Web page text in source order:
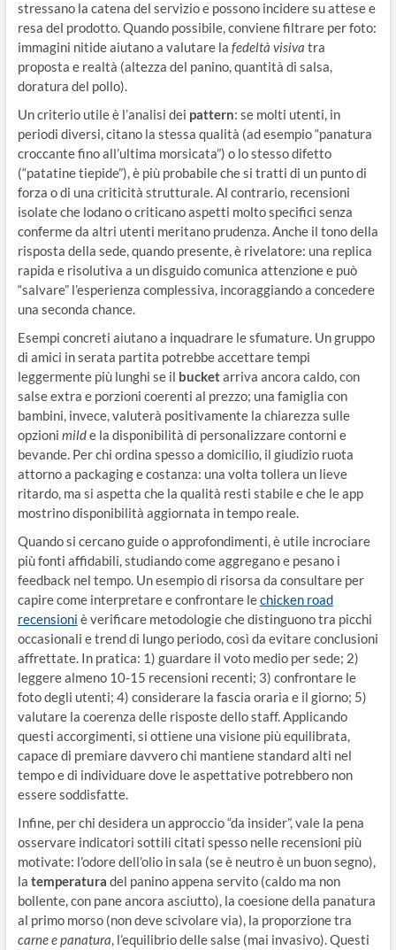
stressano la catena del servizio e possono incidere su attese e
resa del prodotto. Quando possibile, conviene filtrare per foto:
immagini nitide aiutano a valutare la fedeltà visiva tra
proposta e realtà (altezza del panino, quantità di salsa,
doratura del pollo).
Un criterio utile è l’analisi dei pattern: se molti utenti, in
periodi diversi, citano la stessa qualità (ad esempio “panatura
croccante fino all’ultima morsicata”) o lo stesso difetto
(“patatine tiepide”), è più probabile che si tratti di un punto di
forza o di una criticità strutturale. Al contrario, recensioni
isolate che lodano o criticano aspetti molto specifici senza
conferme da altri utenti meritano prudenza. Anche il tono della
risposta della sede, quando presente, è rivelatore: una replica
rapida e risolutiva a un disguido comunica attenzione e può
“salvare” l’esperienza complessiva, incoraggiando a concedere
una seconda chance.
Esempi concreti aiutano a inquadrare le sfumature. Un gruppo
di amici in serata partita potrebbe accettare tempi
leggermente più lunghi se il bucketarriva ancora caldo, con
salse extra e porzioni coerenti al prezzo; una famiglia con
bambini, invece, valuterà positivamente la chiarezza sulle
opzioni milde la disponibilità di personalizzare contorni e
bevande. Per chi ordina spesso a domicilio, il giudizio ruota
attorno a packaging e costanza: una volta tollera un lieve
ritardo, ma si aspetta che la qualità resti stabile e che le app
mostrino disponibilità aggiornata in tempo reale.
Quando si cercano guide o approfondimenti, è utile incrociare
più fonti affidabili, studiando come aggregano e pesano i
feedback nel tempo. Un esempio di risorsa da consultare per
capire come interpretare e confrontare lechicken road
recensioni è verificare metodologie che distinguono tra picchi
occasionali e trend di lungo periodo, così da evitare conclusioni
affrettate. In pratica: 1) guardare il voto medio per sede; 2)
leggere almeno 10-15 recensioni recenti; 3) confrontare le
foto degli utenti; 4) considerare la fascia oraria e il giorno; 5)
valutare la coerenza delle risposte dello staff. Applicando
questi accorgimenti, si ottiene una visione più equilibrata,
capace di premiare davvero chi mantiene standard alti nel
tempo e di individuare dove le aspettative potrebbero non
essere soddisfatte.
Infine, per chi desidera un approccio “da insider”, vale la pena
osservare indicatori sottili citati spesso nelle recensioni più
motivate: l’odore dell’olio in sala (se è neutro è un buon segno),
la temperatura del panino appena servito (caldo ma non
bollente, con pane ancora asciutto), la coesione della panatura
al primo morso (non deve scivolare via), la proporzione tra
carne e panatura, l’equilibrio delle salse (mai invasivo). Questi